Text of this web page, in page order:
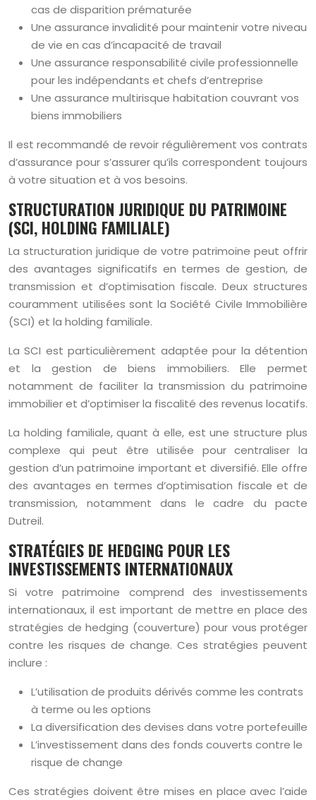
cas de disparition prématurée
Une assurance invalidité pour maintenir votre niveau
de vie en cas d’incapacité de travail
Une assurance responsabilité civile professionnelle
pour les indépendants et chefs d’entreprise
Une assurance multirisque habitation couvrant vos
biens immobiliers
Il est recommandé de revoir régulièrement vos contrats
d’assurance pour s’assurer qu’ils correspondent toujours
à votre situation et à vos besoins.
STRUCTURATION JURIDIQUE DU PATRIMOINE
(SCI, HOLDING FAMILIALE)
La structuration juridique de votre patrimoine peut offrir
des avantages significatifs en termes de gestion, de
transmission et d’optimisation fiscale. Deux structures
couramment utilisées sont la Société Civile Immobilière
(SCI) et la holding familiale.
La SCI est particulièrement adaptée pour la détention
et la gestion de biens immobiliers. Elle permet
notamment de faciliter la transmission du patrimoine
immobilier et d’optimiser la fiscalité des revenus locatifs.
La holding familiale, quant à elle, est une structure plus
complexe qui peut être utilisée pour centraliser la
gestion d’un patrimoine important et diversifié. Elle offre
des avantages en termes d’optimisation fiscale et de
transmission, notamment dans le cadre du pacte
Dutreil.
STRATÉGIES DE HEDGING POUR LES
INVESTISSEMENTS INTERNATIONAUX
Si votre patrimoine comprend des investissements
internationaux, il est important de mettre en place des
stratégies de hedging (couverture) pour vous protéger
contre les risques de change. Ces stratégies peuvent
inclure :
L’utilisation de produits dérivés comme les contrats
à terme ou les options
La diversification des devises dans votre portefeuille
L’investissement dans des fonds couverts contre le
risque de change
Ces stratégies doivent être mises en place avec l’aide